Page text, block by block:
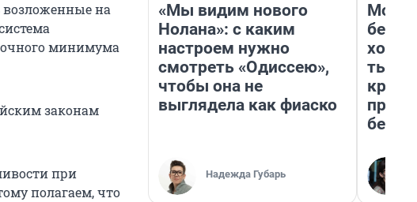
возложенные на
минимума
законам
при
полагаем, что
«Мы видим нового
Нолана»: с каким
настроем нужно
смотреть «Одиссею»,
чтобы она не
выглядела как фиаско
Надежда Губарь
Мой